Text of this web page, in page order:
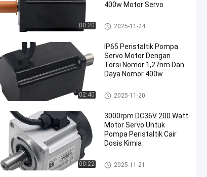
00:20
400w Motor Servo
AGV Servo Motor
2025-11-24
02:40
IP65 Peristaltik Pompa
Servo Motor Dengan
Torsi Nomor 1,27nm Dan
Daya Nomor 400w
Motor Pompa Peristaltik
2025-11-20
00:22
3000rpm DC36V 200 Watt
Motor Servo Untuk
Pompa Peristaltik Cair
Dosis Kimia
Motor Pompa Peristaltik
2025-11-21